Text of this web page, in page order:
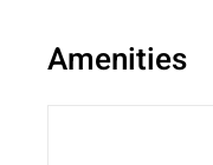
Amenities